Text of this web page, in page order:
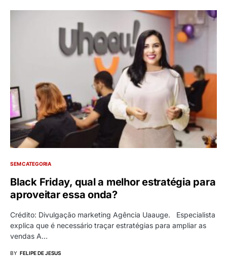
SEM CATEGORIA
Black Friday, qual a melhor estratégia para
aproveitar essa onda?
Crédito: Divulgação marketing Agência Uaauge. Especialista
explica que é necessário traçar estratégias para ampliar as
vendas A…
BY FELIPE DE JESUS